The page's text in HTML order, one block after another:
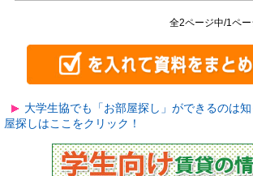
全2ページ中/1ペー
大学生協でも「お部屋探し」ができるのは
屋探しはここをクリック！